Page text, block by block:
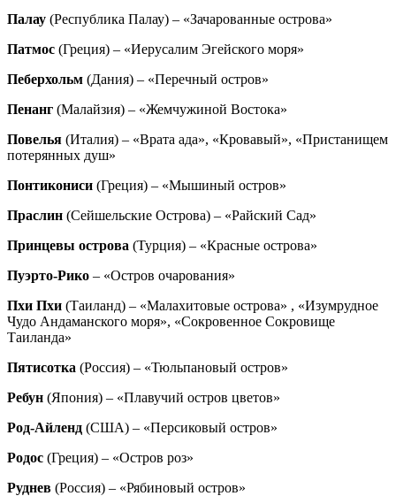
Палау (Республика Палау) – «Зачарованные острова»
Патмос (Греция) – «Иерусалим Эгейского моря»
Пеберхольм (Дания) – «Перечный остров»
Пенанг (Малайзия) – «Жемчужиной Востока»
Повелья (Италия) – «Врата ада», «Кровавый», «Пристанищем
потерянных душ»
Понтикониси (Греция) – «Мышиный остров»
Праслин (Сейшельские Острова) – «Райский Сад»
Принцевы острова (Турция) – «Красные острова»
Пуэрто-Рико – «Остров очарования»
Пхи Пхи (Таиланд) – «Малахитовые острова» , «Изумрудное
Чудо Андаманского моря», «Сокровенное Сокровище
Таиланда»
Пятисотка (Россия) – «Тюльпановый остров»
Ребун (Япония) – «Плавучий остров цветов»
Род-Айленд (США) – «Персиковый остров»
Родос (Греция) – «Остров роз»
Руднев (Россия) – «Рябиновый остров»